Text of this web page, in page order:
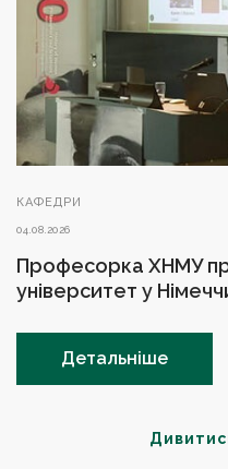
КАФЕДРИ
04.08.2026
Професорка ХНМУ
університет у
Детальніше